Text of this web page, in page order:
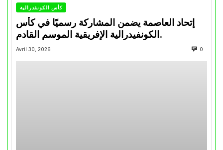
كأس الكونفدرالية
إتحاد العاصمة يضمن المشاركة رسميًا في كأس
الكونفيدرالية الإفريقية الموسم القادم.
Avril 30, 2026 0